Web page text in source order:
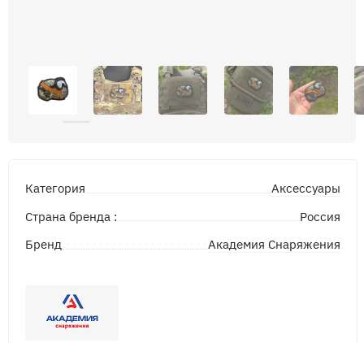
Категория
Аксессуары
Страна бренда :
Россия
Бренд
Академия Снаряжения